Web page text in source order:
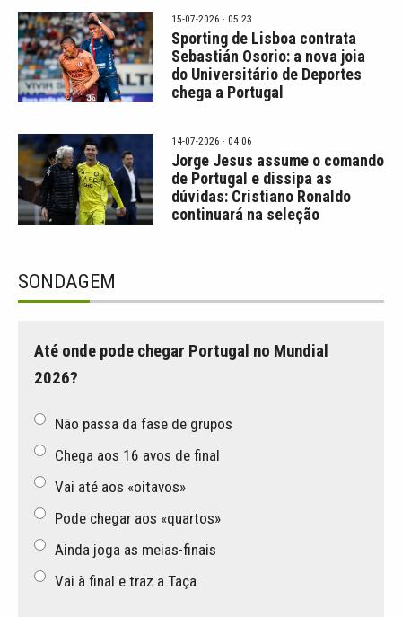
15-07-2026 · 05:23
Sporting de Lisboa contrata
Sebastián Osorio: a nova joia
do Universitário de Deportes
chega a Portugal
14-07-2026 · 04:06
Jorge Jesus assume o comando
de Portugal e dissipa as
dúvidas: Cristiano Ronaldo
continuará na seleção
SONDAGEM
Até onde pode chegar Portugal no Mundial
2026?
Não passa da fase de grupos
Chega aos 16 avos de final
Vai até aos «oitavos»
Pode chegar aos «quartos»
Ainda joga as meias-finais
Vai à final e traz a Taça